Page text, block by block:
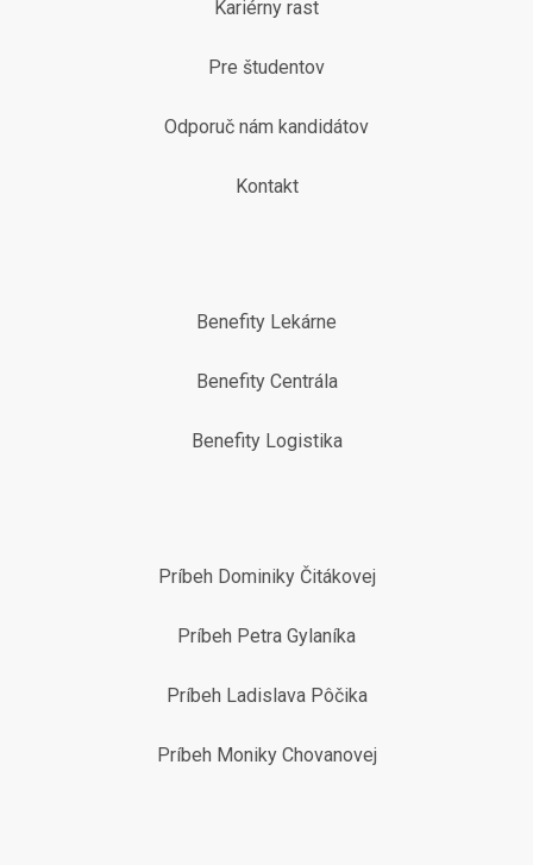
Kariérny rast
Pre študentov
Odporuč nám kandidátov
Kontakt
Benefity Lekárne
Benefity Centrála
Benefity Logistika
Príbeh Dominiky Čitákovej
Príbeh Petra Gylaníka
Príbeh Ladislava Pôčika
Príbeh Moniky Chovanovej